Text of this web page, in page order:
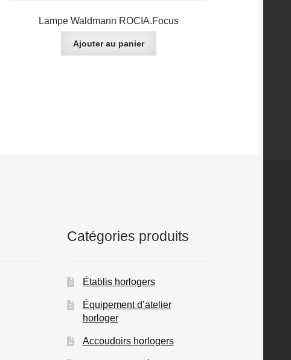
Lampe Waldmann ROCIA.Focus
Ajouter au panier
Catégories produits
Établis horlogers
Équipement d’atelier
horloger
Accoudoirs horlogers